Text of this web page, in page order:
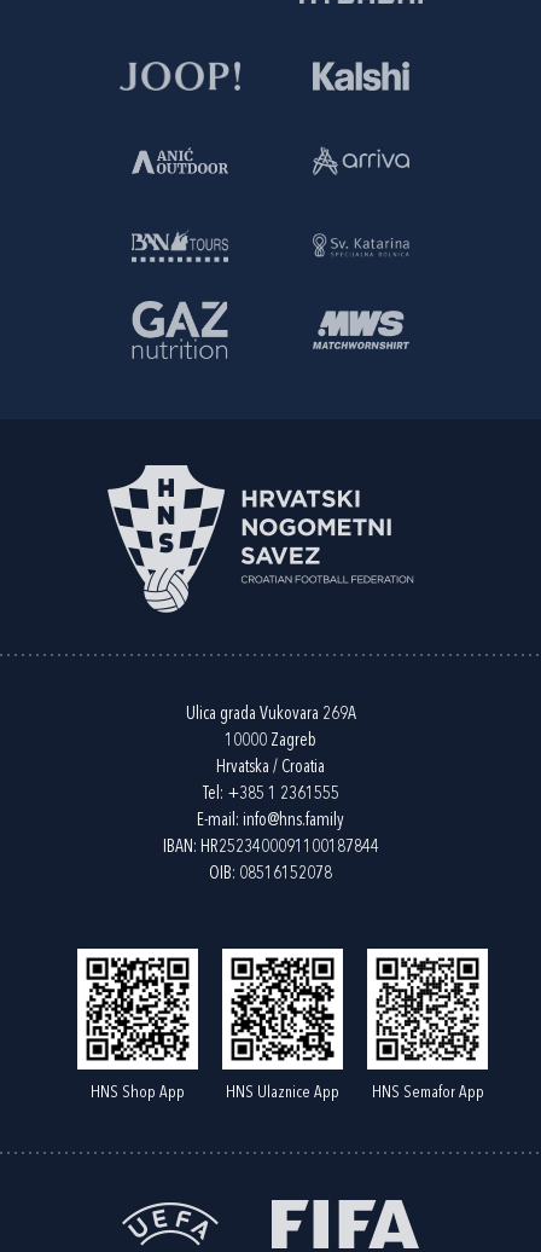
Ulica grada Vukovara 269A
10000 Zagreb
Hrvatska / Croatia
Tel: +385 1 2361555
E-mail: info@hns.family
IBAN: HR2523400091100187844
OIB: 08516152078
HNS Shop App HNS Ulaznice App HNS Semafor App